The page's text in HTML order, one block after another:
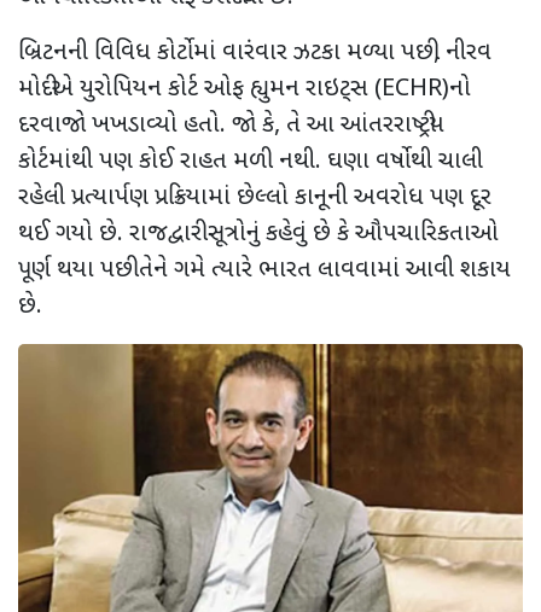
બ્રિટનની વિવિધ કોર્ટોમાં વારંવાર ઝટકા મળ્યા પછી, નીરવ
મોદીએ યુરોપિયન કોર્ટ ઓફ હ્યુમન રાઇટ્સ (ECHR)નો
દરવાજો ખખડાવ્યો હતો. જો કે, તે આ આંતરરાષ્ટ્રીય
કોર્ટમાંથી પણ કોઈ રાહત મળી નથી. ઘણા વર્ષોથી ચાલી
રહેલી પ્રત્યાર્પણ પ્રક્રિયામાં છેલ્લો કાનૂની અવરોધ પણ દૂર
થઈ ગયો છે. રાજદ્વારી સૂત્રોનું કહેવું છે કે ઔપચારિકતાઓ
પૂર્ણ થયા પછી તેને ગમે ત્યારે ભારત લાવવામાં આવી શકાય
છે.